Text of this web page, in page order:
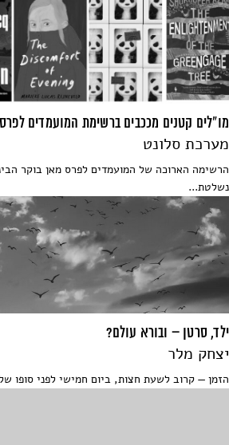
מו"לים קטנים מככבים ברשימת המועמדים
מערכת סלונט
הרשימה הארוכה של המועמדים לפרס מאן בוקר
נשלטת...
ילד, סרטן – ובורא עולם?
יצחק מלר
הזמן — קרוב לשעת חצות, ביום חמישי לפני סופו